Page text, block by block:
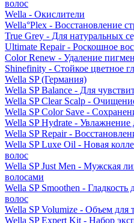
волос
Wella - Окислители
Wella°Plex - Восстановление
True Grey - Для натуральных
Ultimate Repair - Роскошное
Color Renew - Удаление
Shinefinity - Стойкое цветное
Wella SP (Германия)
Wella SP Balance - Для
Wella SP Clear Scalp -
Wella SP Color Save -
Wella SP Hydrate -
Wella SP Repair -
Wella SP Luxe Oil - Новая
волос
Wella SP Just Men - Мужская
волосами
Wella SP Smoothen -
волос
Wella SP Volumize - Объем для
Wella SP Expert Kit - Набор